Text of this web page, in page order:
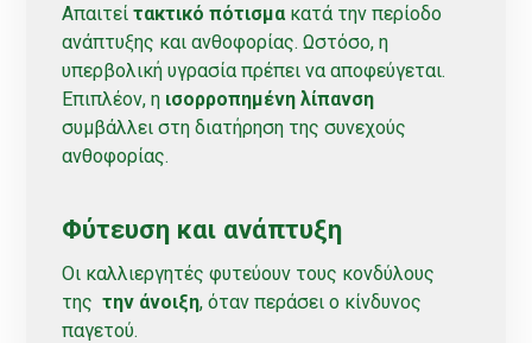
Απαιτείτακτικό πότισμακατά την περίοδο
ανάπτυξης και ανθοφορίας. Ωστόσο, η
υπερβολική υγρασία πρέπει να αποφεύγεται.
Επιπλέον, η ισορροπημένη λίπανση
συμβάλλει στη διατήρηση της συνεχούς
ανθοφορίας.
Φύτευση και ανάπτυξη
Οι καλλιεργητές φυτεύουν τους κονδύλους
τηςτην άνοιξη, όταν περάσει ο κίνδυνος
παγετού.